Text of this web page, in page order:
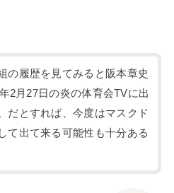
の履歴を見てみると阪本章史
2月27日の炎の体育会TVに出
だとすれば、今度はマスクド
て出て来る可能性も十分ある